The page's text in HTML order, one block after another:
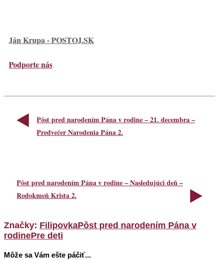
Ján Krupa - POSTOJ.SK
Podporte nás
Pôst pred narodením Pána v rodine – 21. decembra –
Predvečer Narodenia Pána 2.
Pôst pred narodením Pána v rodine – Nasledujúci deň –
Rodokmeň Krista 2.
Značky: FilipovkaPôst pred narodením Pána v
rodinePre deti
Môže sa Vám ešte páčiť...